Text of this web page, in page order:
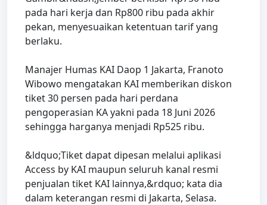
pada hari kerja dan Rp800 ribu pada akhir
pekan, menyesuaikan ketentuan tarif yang
berlaku.
Manajer Humas KAI Daop 1 Jakarta, Franoto
Wibowo mengatakan KAI memberikan diskon
tiket 30 persen pada hari perdana
pengoperasian KA yakni pada 18 Juni 2026
sehingga harganya menjadi Rp525 ribu.
&ldquo;Tiket dapat dipesan melalui aplikasi
Access by KAI maupun seluruh kanal resmi
penjualan tiket KAI lainnya,&rdquo; kata dia
dalam keterangan resmi di Jakarta, Selasa.